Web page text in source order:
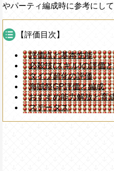
やパーティ編成時に参考にして
【評価目次】
評価点と基本性能
必殺技(スキル)の評価
タイプ超化の評価
海賊祭GP評価と編成
おすすめ能力解放と育
ステータス